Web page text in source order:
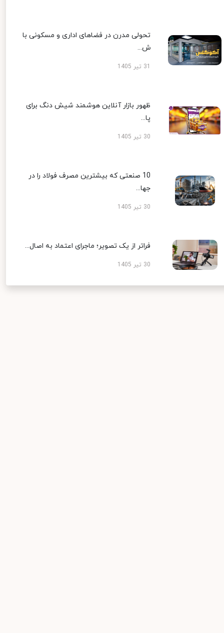
تحولی مدرن در فضاهای اداری و مسکونی با
ش...
ظهور بازار آنلاین هوشمند شیش دنگ برای
پا...
30 تیر 1405
10 صنعتی که بیشترین مصرف فولاد را در
جها...
30 تیر 1405
فراتر از یک تصویر؛ ماجرای اعتماد به اصال...
30 تیر 1405